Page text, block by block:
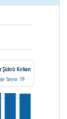
Şükrü Kırkan
Sayısı: 59